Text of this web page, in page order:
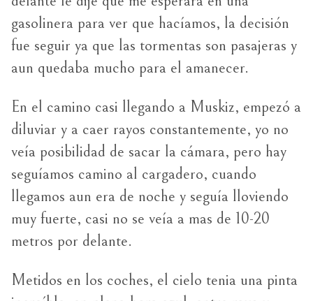
gasolinera para ver que hacíamos, la decisión
fue seguir ya que las tormentas son pasajeras y
aun quedaba mucho para el amanecer.
En el camino casi llegando a Muskiz, empezó a
diluviar y a caer rayos constantemente, yo no
veía posibilidad de sacar la cámara, pero hay
seguíamos camino al cargadero, cuando
llegamos aun era de noche y seguía lloviendo
muy fuerte, casi no se veía a mas de 10-20
metros por delante.
Metidos en los coches, el cielo tenia una pinta